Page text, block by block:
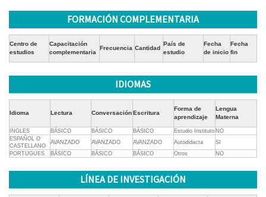
FORMACIÓN COMPLEMENTARIA
Centro de
estudios
Capacitación
complementaria
Frecuencia Cantidad
País de
estudio
Fecha
de inicio
Fecha
fin
IDIOMAS
Idioma Lectura ConversaciónEscritura
Forma de
aprendizaje
Lengua
Materna
INGLES BÁSICO BÁSICO BÁSICO Estudio Instituto NO
ESPAÑOL O
CASTELLANO
AVANZADO AVANZADO AVANZADO Autodidacta
SI
PORTUGUES
BÁSICO BÁSICO BÁSICO Otros NO
LÍNEA DE INVESTIGACIÓN